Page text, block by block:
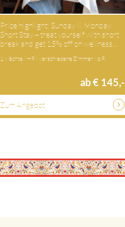
Price highlight: Sunday & Monday
Short Stay – treat yourself with short
break and get 15% off on wellness…
1 Nächte / HP / verschiedene Zimmer / p.P.
ab € 145,-
Zum Angebot